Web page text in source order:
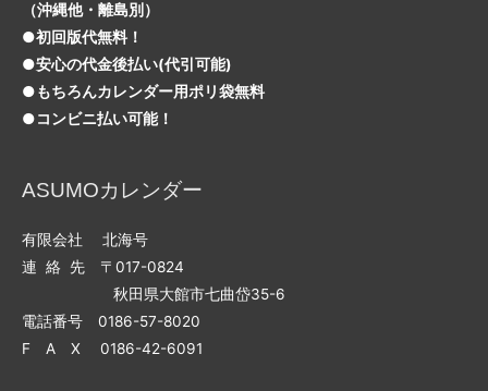
（沖縄他・離島別）
●初回版代無料！
●安心の代金後払い(代引可能)
●もちろんカレンダー用ポリ袋無料
●コンビニ払い可能！
ASUMOカレンダー
有限会社 北海号
連 絡 先 〒017-0824
秋田県大館市七曲岱35-6
電話番号 0186-57-8020
F A X 0186-42-6091